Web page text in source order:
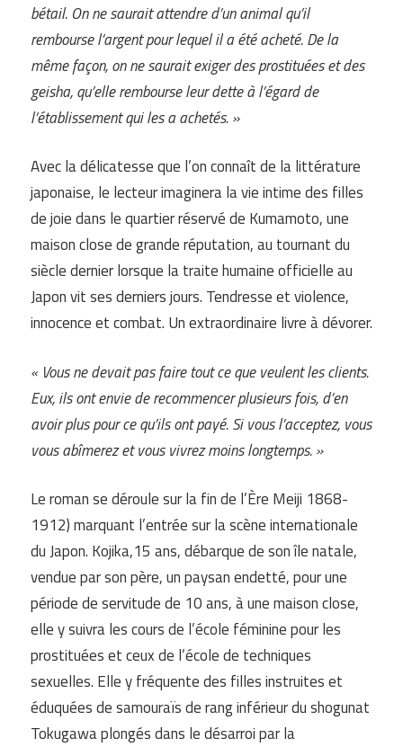
bétail. On ne saurait attendre d’un animal qu’il
rembourse l’argent pour lequel il a été acheté. De la
même façon, on ne saurait exiger des prostituées et des
geisha, qu’elle rembourse leur dette à l’égard de
l’établissement qui les a achetés. »
Avec la délicatesse que l’on connaît de la littérature
japonaise, le lecteur imaginera la vie intime des filles
de joie dans le quartier réservé de Kumamoto, une
maison close de grande réputation, au tournant du
siècle dernier lorsque la traite humaine officielle au
Japon vit ses derniers jours. Tendresse et violence,
innocence et combat. Un extraordinaire livre à dévorer.
« Vous ne devait pas faire tout ce que veulent les clients.
Eux, ils ont envie de recommencer plusieurs fois, d’en
avoir plus pour ce qu’ils ont payé. Si vous l’acceptez, vous
vous abîmerez et vous vivrez moins longtemps. »
Le roman se déroule sur la fin de l’Ère Meiji 1868-
1912) marquant l’entrée sur la scène internationale
du Japon. Kojika,15 ans, débarque de son île natale,
vendue par son père, un paysan endetté, pour une
période de servitude de 10 ans, à une maison close,
elle y suivra les cours de l’école féminine pour les
prostituées et ceux de l’école de techniques
sexuelles. Elle y fréquente des filles instruites et
éduquées de samouraïs de rang inférieur du shogunat
Tokugawa plongés dans le désarroi par la